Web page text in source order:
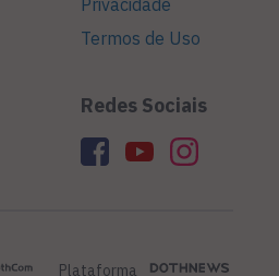
Privacidade
Termos de Uso
Redes Sociais
Plataforma